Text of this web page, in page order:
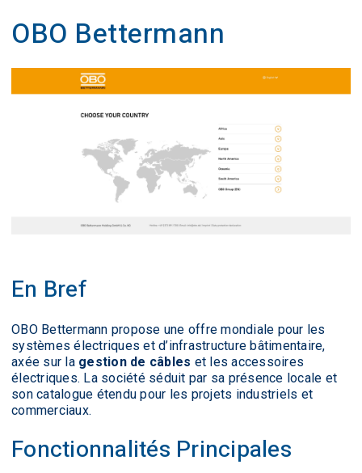
OBO Bettermann
En Bref
OBO Bettermann propose une offre mondiale pour les
systèmes électriques et d’infrastructure bâtimentaire,
axée sur la gestion de câbles et les accessoires
électriques. La société séduit par sa présence locale et
son catalogue étendu pour les projets industriels et
commerciaux.
Fonctionnalités Principales